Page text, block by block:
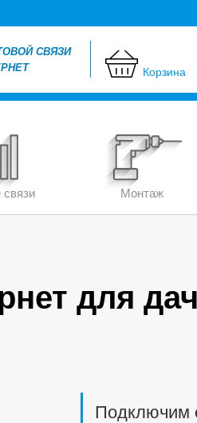
СВЯЗИ
Корзина
связи Монтаж
для
Подключим